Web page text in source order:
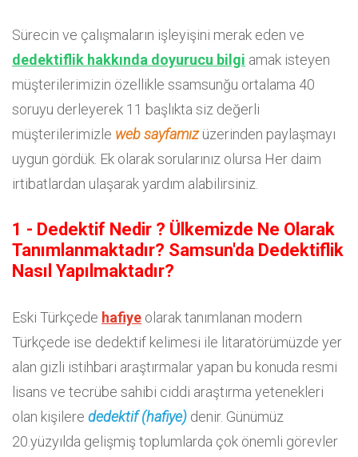
Sürecin ve çalışmaların işleyişini merak eden ve
dedektiflik hakkında doyurucu bilgi amak isteyen
müşterilerimizin özellikle ssamsunğu ortalama 40
soruyu derleyerek 11 başlıkta siz değerli
müşterilerimizle web sayfamız üzerinden paylaşmayı
uygun gördük. Ek olarak sorularınız olursa Her daim
irtibatlardan ulaşarak yardım alabilirsiniz.
1 - Dedektif Nedir ? Ülkemizde Ne Olarak
Tanımlanmaktadır? Samsun'da Dedektiflik
Nasıl Yapılmaktadır?
Eski Türkçede hafiye olarak tanımlanan modern
Türkçede ise dedektif kelimesi ile litaratörümüzde yer
alan gizli istihbari araştırmalar yapan bu konuda resmi
lisans ve tecrübe sahibi ciddi araştırma yetenekleri
olan kişilere dedektif (hafiye) denir. Günümüz
20.yüzyılda gelişmiş toplumlarda çok önemli görevler